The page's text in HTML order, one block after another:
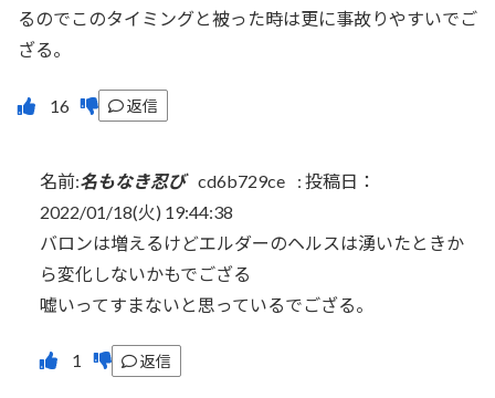
るのでこのタイミングと被った時は更に事故りやすいでご
ざる。
返信
名前:名もなき忍び cd6b729ce : 投稿日：
2022/01/18(火) 19:44:38
バロンは増えるけどエルダーのヘルスは湧いたときか
ら変化しないかもでござる
嘘いってすまないと思っているでござる。
返信